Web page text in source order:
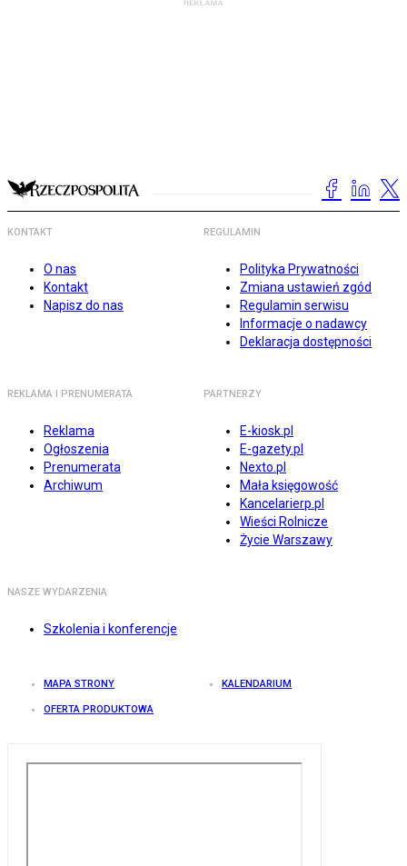
KONTAKT
O nas
Kontakt
Napisz do nas
REGULAMIN
Polityka Prywatności
Zmiana ustawień zgód
Regulamin serwisu
Informacje o nadawcy
Deklaracja dostępności
REKLAMA I PRENUMERATA
Reklama
Ogłoszenia
Prenumerata
Archiwum
PARTNERZY
E-kiosk.pl
E-gazety.pl
Nexto.pl
Mała księgowość
Kancelarierp.pl
Wieści Rolnicze
Życie Warszawy
NASZE WYDARZENIA
Szkolenia i konferencje
MAPA STRONY KALENDARIUM
OFERTA PRODUKTOWA